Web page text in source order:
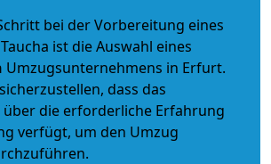
bei der Vorbereitung eines
ist die Auswahl eines
Umzugsunternehmens in Erfurt.
dass das
die erforderliche Erfahrung
verfügt, um den Umzug